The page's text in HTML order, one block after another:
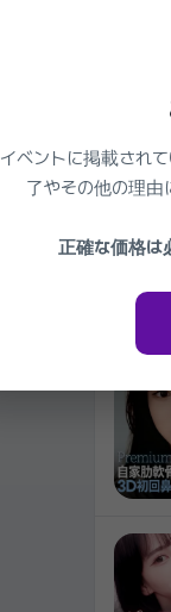
同
イベントに掲載され
了やその他の理由
正確な価格は